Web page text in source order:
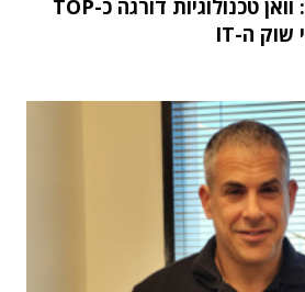
מחקר STKI השנתי: וואן טכנולוגיות דורגה כ-TOP